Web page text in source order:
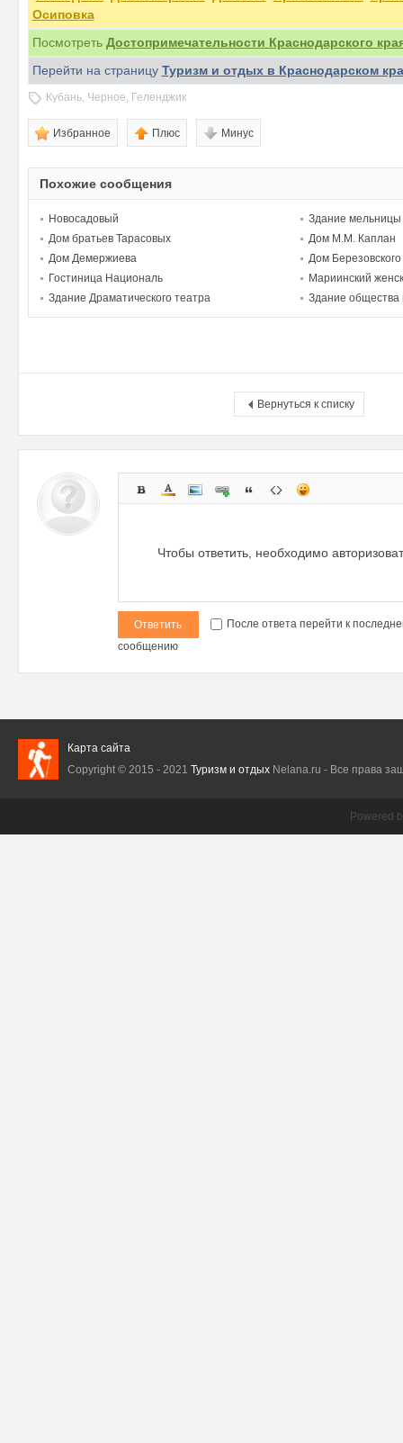
Осиповка
Посмотреть Достопримечательности Краснодарского
Перейти на страницу Туризм и отдых в Краснодарском
Кубань, Черное, Геленджик
Избранное Плюс Минус
Похожие сообщения
Новосадовый
Здание мельницы
Дом братьев Тарасовых
Дом М.М. Каплан
Дом Демержиева
Дом Березовского
Гостиница Националь
Мариинский
Здание Драматического театра
Здание общества
Вернуться к списку
Чтобы ответить, необходимо
Ответить
После ответа перейти к
сообщению
Карта сайта
Copyright © 2015 - 2021 Туризм и отдыхNelana.ru - Все права
Powered